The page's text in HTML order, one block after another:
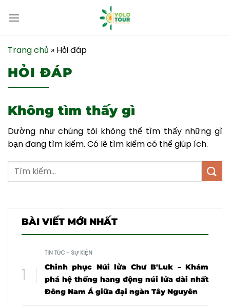
qua
dungTrang chủ » Hỏi đáp
HỎI ĐÁP
Không tìm thấy gì
Dường như chúng tôi không thể tìm thấy những gì
bạn đang tìm kiếm. Có lẽ tìm kiếm có thể giúp ích.
BÀI VIẾT MỚI NHẤT
TIN TỨC - SỰ KIỆN
Chinh phục Núi lửa Chư B'Luk – Khám
phá hệ thống hang động núi lửa dài nhất
Đông Nam Á giữa đại ngàn Tây Nguyên